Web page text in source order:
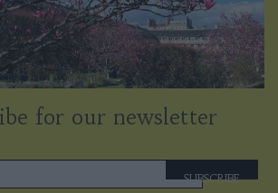
for our newsletter
SUBSCRIBE